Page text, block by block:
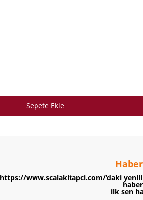
Sepete Ekle
https://www.scalakitapci.com/’daki
ilk sen